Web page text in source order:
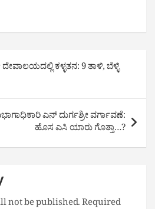
ಕಳ್ಳತನ: 9 ತಾಳಿ, ಬೆಳ್ಳಿ
ಎನ್ ದುರ್ಗಶ್ರೀ ವರ್ಗಾವಣೆ:
ಹೊಸ ಎಸಿ ಯಾರು ಗೊತ್ತಾ…?
not be published.Required